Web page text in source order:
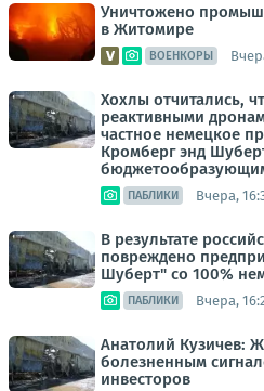
Уничтожено
в Житомире
ВОЕНКОРЫ
Хохлы отчитались,
реактивными
частное немецкое
Кромберг энд
ПАБЛИКИ Вчера,
В результате
повреждено
Шуберт" со 100%
ПАБЛИКИ Вчера,
Анатолий Кузичев:
болезненным
инвесторов